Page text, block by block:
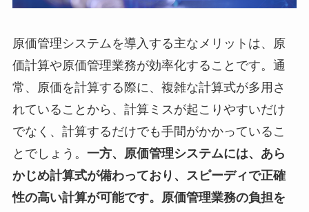
原価管理システムを導入する主なメリットは、原
価計算や原価管理業務が効率化することです。通
常、原価を計算する際に、複雑な計算式が多用さ
れていることから、計算ミスが起こりやすいだけ
でなく、計算するだけでも手間がかかっているこ
とでしょう。 一方、原価管理システムには、あら
かじめ計算式が備わっており、スピーディで正確
性の高い計算が可能です。原価管理業務の負担を